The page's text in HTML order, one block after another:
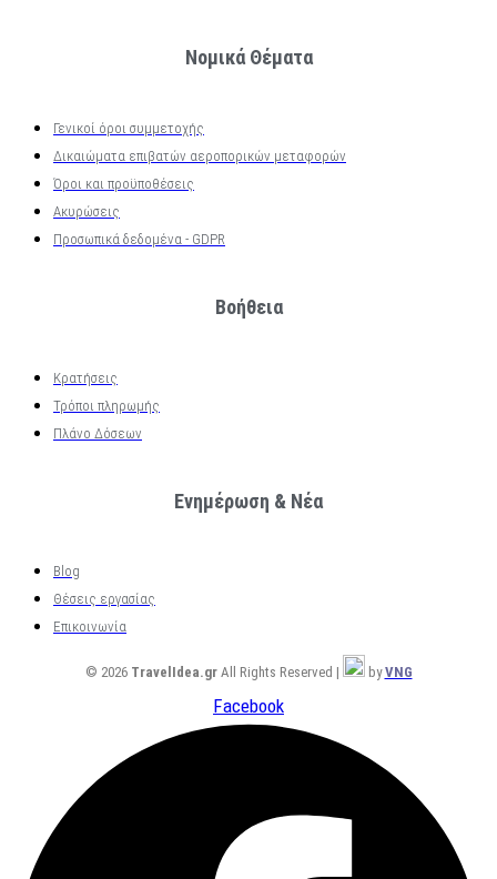
Νομικά Θέματα
Γενικοί όροι συμμετοχής
Δικαιώματα επιβατών αεροπορικών μεταφορών
Όροι και προϋποθέσεις
Ακυρώσεις
Προσωπικά δεδομένα - GDPR
Βοήθεια
Κρατήσεις
Τρόποι πληρωμής
Πλάνο Δόσεων
Ενημέρωση & Νέα
Blog
Θέσεις εργασίας
Επικοινωνία
© 2026 TravelIdea.grAll Rights Reserved | byVNG
Facebook